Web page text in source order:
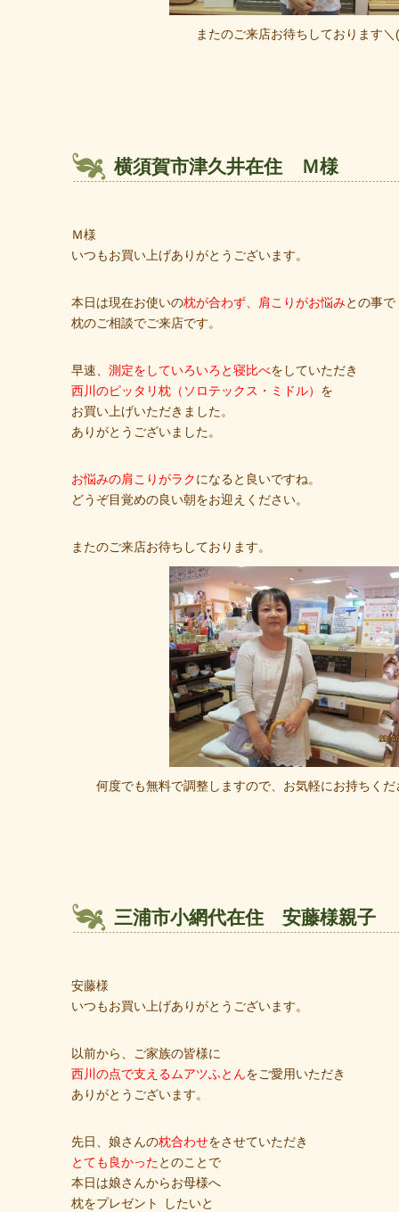
またのご来店お待ちしております＼
横須賀市津久井在住 Ｍ様
Ｍ様
いつもお買い上げありがとうございます。
本日は現在お使いの枕が合わず、肩こりがお悩みとの事で
枕のご相談でご来店です。
早速、 測定をしていろいろと寝比べをしていただき
西川のピッタリ枕（ソロテックス・ミドル） を
お買い上げいただきました。
ありがとうございました。
お悩みの肩こりがラクになると良いですね。
どうぞ目覚めの良い朝をお迎えください。
またのご来店お待ちしております。
何度でも無料で調整しますので、お気軽にお持ちくだ
三浦市小網代在住 安藤様親子
安藤様
いつもお買い上げありがとうございます。
以前から、ご家族の皆様に
西川の点で支えるムアツふとんをご愛用いただき
ありがとうございます。
先日、娘さんの枕合わせをさせていただき
とても良かったとのことで
本日は娘さんからお母様へ
枕をプレゼント
したいと